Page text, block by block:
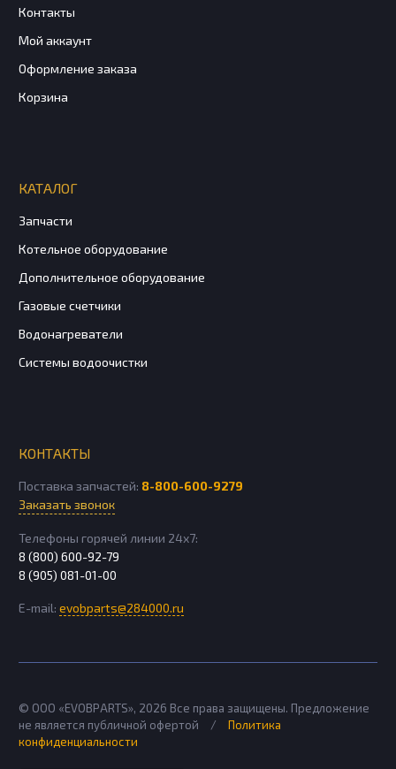
Контакты
Мой аккаунт
Оформление заказа
Корзина
КАТАЛОГ
Запчасти
Котельное оборудование
Дополнительное оборудование
Газовые счетчики
Водонагреватели
Системы водоочистки
КОНТАКТЫ
Поставка запчастей: 8-800-600-9279
Заказать звонок
Телефоны горячей линии 24х7:
8 (800) 600-92-79
8 (905) 081-01-00
E-mail: evobparts@284000.ru
© ООО «EVOBPARTS», 2026 Все права защищены. Предложение
не является публичной офертой
/
Политика
конфиденциальности